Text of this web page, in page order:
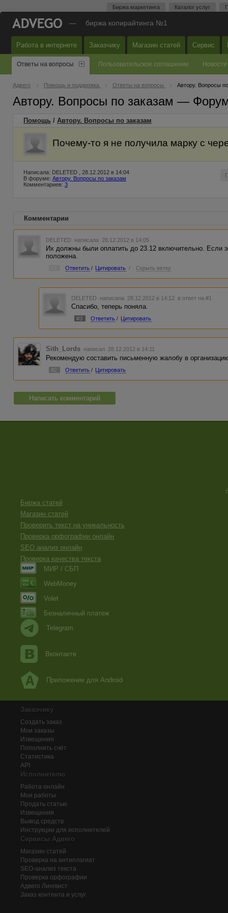
Биржа маркетинга Каталог услуг
— биржа копирайтинга №1
Работа в интернете Заказчику Магазин статей Сервис
Ответы на вопросы Пользовательское соглашение Новости
Адвего Помощь и поддержка Ответы на вопросы Автору. Вопросы
Автору. Вопросы по заказам —
Помощь / Автору. Вопросы по заказам
Почему-то я не получила марку с
Написала: DELETED , 28.12.2012 в 14:04
В форуме: Автору. Вопросы по заказам
Комментариев: 3
Комментарии
DELETED написала 28.12.2012 в 14:05
Их должны были оплатить до 23.12 включительно. Если
положена.
Ответить / Цитировать / Скрыть ветку
DELETED написала 28.12.2012 в 14:12 в ответ на #1
Спасибо, теперь поняла.
#3 Ответить / Цитировать
Sith_Lords написал 28.12.2012 в 14:11
Рекомендую составить письменную жалобу в
#2 Ответить / Цитировать
Написать комментарий
Биржа статей
Магазин статей
Проверить текст на уникальность
Проверка орфографии онлайн
SEO анализ онлайн
Проверка качества текста
МИР / СБП
WebMoney
Volet
Безналичный платеж
Telegram
Вконтакте
Приложение для Android
Заказчику
Создать заказ
Мои заказы
Извещения
Пополнить счёт
Статистика
API
Исполнителю
Работа онлайн
Мои работы
Продать статью
Извещения
Вывод средств
Инструкции для исполнителей
Сервисы Адвего
Магазин статей
Проверка на антиплагиат
SEO-анализ текста
Проверка орфографии
Адвего Лингвист
Заказ контента и услуг